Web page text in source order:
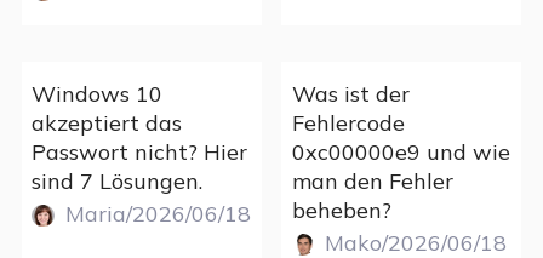
Windows 10
akzeptiert das
Passwort nicht? Hier
sind 7 Lösungen.
Maria/2026/06/18
Was ist der
Fehlercode
0xc00000e9 und wie
man den Fehler
beheben?
Mako/2026/06/18